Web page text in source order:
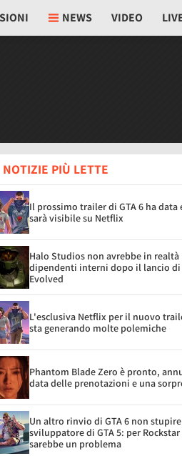
NEWS VIDEO
NOTIZIE PIÙ LETTE
Il prossimo trailer di GTA 6 ha data
sarà visibile su Netflix
Halo Studios non avrebbe in
dipendenti interni dopo il lancio di
Evolved
L'esclusiva Netflix per il nuovo
sta generando molte polemiche
Phantom Blade Zero è pronto,
data delle prenotazioni e una
Un altro rinvio di GTA 6 non
sviluppatore di GTA 5: per
sarebbe un problema